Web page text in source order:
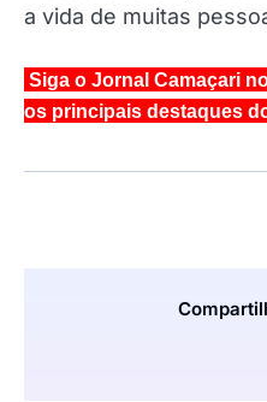
a vida de muitas
Siga o Jornal Camaçari
os principais destaques